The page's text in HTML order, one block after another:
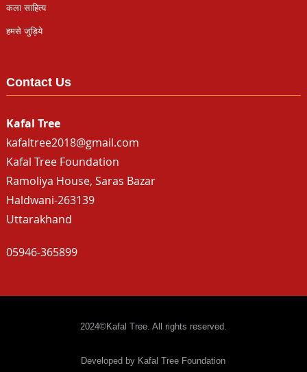
कला साहित्य
हमसे जुड़िये
Contact Us
Kafal Tree
kafaltree2018@gmail.com
Kafal Tree Foundation
Ramoliya House, Saras Bazar
Haldwani-263139
Uttarakhand
05946-365899
2024©Kafal Tree. All rights reserved.
Developed by Kafal Tree Foundation